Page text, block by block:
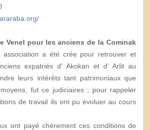
Venel pour les anciens de la Cominak
a été crée pour retrouver et
expatriés d' Akokan et d' Arlit au
leurs intérêts tant patrimoniaux que
fut ce judiciaires ; pour rappeler
de travail ils ont pu évoluer au cours
ont payé chèrement ces conditions de